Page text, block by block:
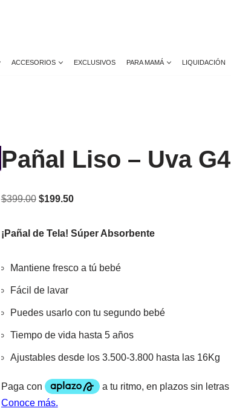
ACCESORIOS EXCLUSIVOS PARA MAMÁ LIQUIDACIÓN
Pañal Liso – Uva G4
$399.00 $199.50
¡Pañal de Tela! Súper Absorbente
Mantiene fresco a tú bebé
Fácil de lavar
Puedes usarlo con tu segundo bebé
Tiempo de vida hasta 5 años
Ajustables desde los 3.500-3.800 hasta las 16Kg